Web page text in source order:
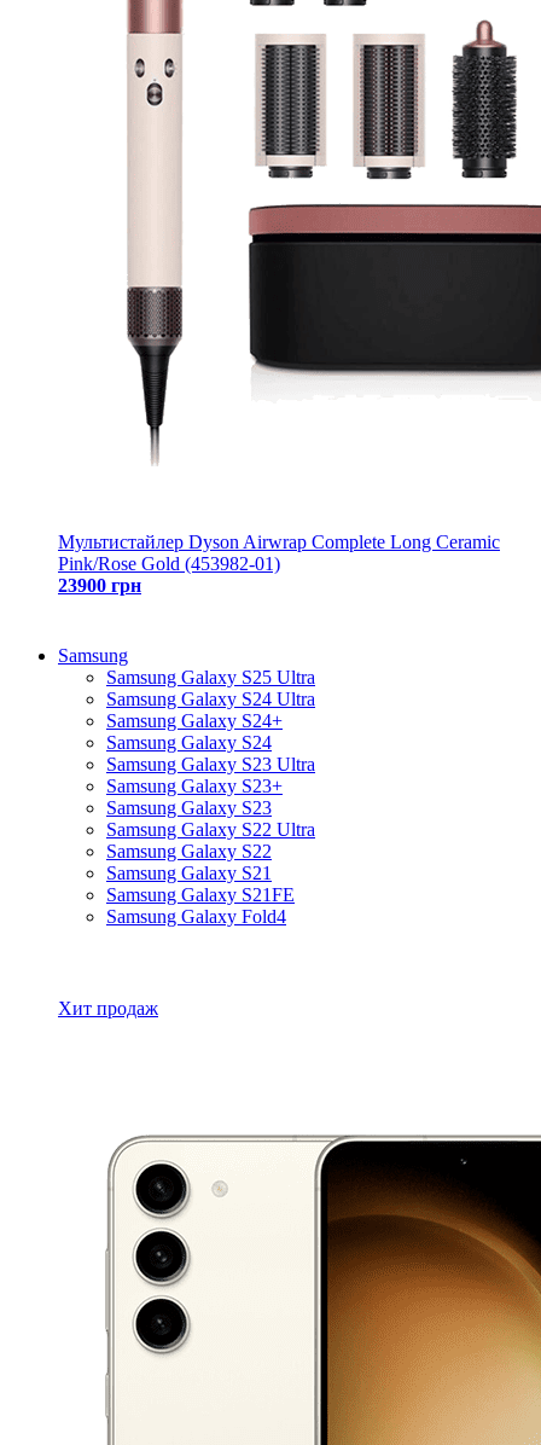
Мультистайлер Dyson Airwrap Complete Long Ceramic
Pink/Rose Gold (453982-01)
23900 грн
Samsung
Samsung Galaxy S25 Ultra
Samsung Galaxy S24 Ultra
Samsung Galaxy S24+
Samsung Galaxy S24
Samsung Galaxy S23 Ultra
Samsung Galaxy S23+
Samsung Galaxy S23
Samsung Galaxy S22 Ultra
Samsung Galaxy S22
Samsung Galaxy S21
Samsung Galaxy S21FE
Samsung Galaxy Fold4
Хит продаж